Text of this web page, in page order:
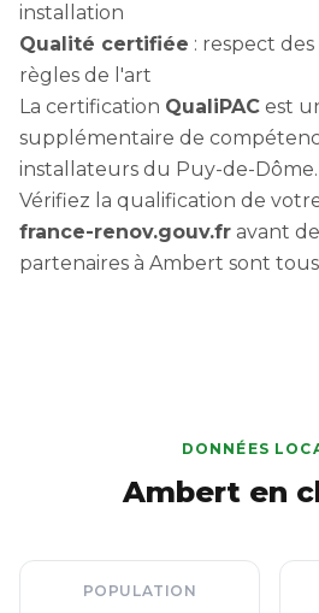
installation
Qualité certifiée : respect
règles de l'art
La certification QualiPAC est
supplémentaire de
installateurs du Puy-de-Dôme.
Vérifiez la qualification de
france-renov.gouv.fr avant
partenaires à Ambert sont tous
DONNÉES
Ambert en
POPULATION